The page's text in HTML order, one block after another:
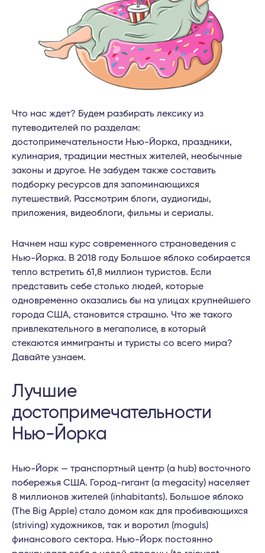
Что нас ждет? Будем разбирать лексику из
путеводителей по разделам:
достопримечательности Нью-Йорка, праздники,
кулинария, традиции местных жителей, необычные
законы и другое. Не забудем также составить
подборку ресурсов для запоминающихся
путешествий. Рассмотрим блоги, аудиогиды,
приложения, видеоблоги, фильмы и сериалы.
Начнем наш курс современного страноведения с
Нью-Йорка. В 2018 году Большое яблоко собирается
тепло встретить 61,8 миллион туристов. Если
представить себе столько людей, которые
одновременно оказались бы на улицах крупнейшего
города США, становится страшно. Что же такого
привлекательного в мегаполисе, в который
стекаются иммигранты и туристы со всего мира?
Давайте узнаем.
Лучшие
достопримечательности
Нью-Йорка
Нью-Йорк — транспортный центр (a hub) восточного
побережья США. Город-гигант (a megacity) населяет
8 миллионов жителей (inhabitants). Большое яблоко
(The Big Apple) стало домом как для пробивающихся
(striving) художников, так и воротил (moguls)
финансового сектора. Нью-Йорк постоянно